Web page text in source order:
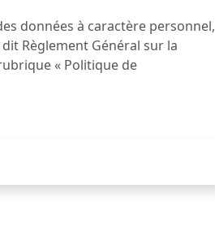
données à caractère personnel,
Règlement Général sur la
« Politique de